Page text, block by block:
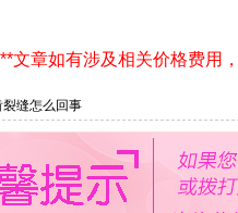
**文章如有涉及相关价格费用
裂缝怎么回事